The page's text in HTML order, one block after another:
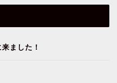
ました！